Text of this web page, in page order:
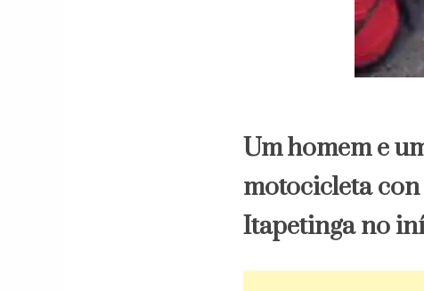
Um homem e
motocicleta
Itapetinga no